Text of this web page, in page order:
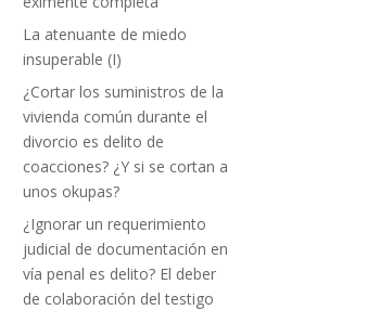
La atenuante de miedo
insuperable (I)
¿Cortar los suministros de la
vivienda común durante el
divorcio es delito de
coacciones? ¿Y si se cortan a
unos okupas?
¿Ignorar un requerimiento
judicial de documentación en
vía penal es delito? El deber
de colaboración del testigo